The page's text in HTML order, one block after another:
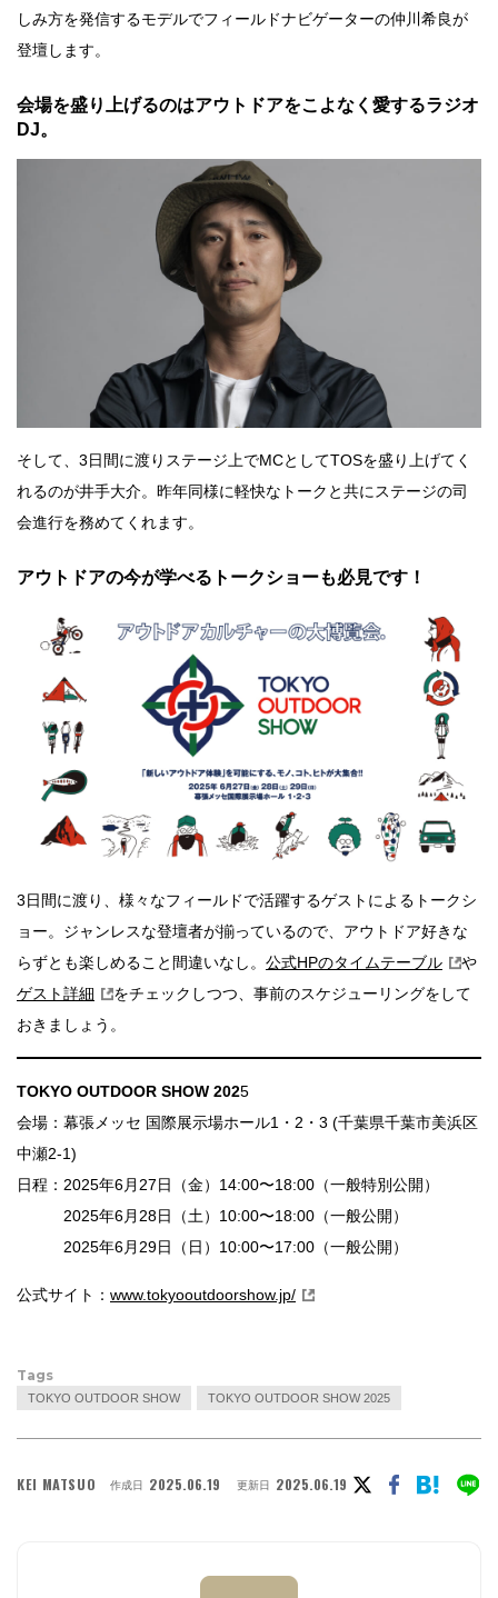
しみ方を発信するモデルでフィールドナビゲーターの仲川希良が
登壇します。
会場を盛り上げるのはアウトドアをこよなく愛するラジオ
DJ。
そして、3日間に渡りステージ上でMCとしてTOSを盛り上げてく
れるのが井手大介。昨年同様に軽快なトークと共にステージの司
会進行を務めてくれます。
アウトドアの今が学べるトークショーも必見です！
3日間に渡り、様々なフィールドで活躍するゲストによるトークシ
ョー。ジャンレスな登壇者が揃っているので、アウトドア好きな
らずとも楽しめること間違いなし。 公式HPのタイムテーブル
や
ゲスト詳細
をチェックしつつ、事前のスケジューリングをして
おきましょう。
TOKYO OUTDOOR SHOW 2025
会場：幕張メッセ 国際展示場ホール1・2・3 (千葉県千葉市美浜区
中瀬2-1)
日程：2025年6月27日（金）14:00〜18:00（一般特別公開）
2025年6月28日（土）10:00〜18:00（一般公開）
2025年6月29日（日）10:00〜17:00（一般公開）
公式サイト： www.tokyooutdoorshow.jp/
Tags
TOKYO OUTDOOR SHOW TOKYO OUTDOOR SHOW 2025
KEI MATSUO 作成日 2025.06.19 更新日 2025.06.19